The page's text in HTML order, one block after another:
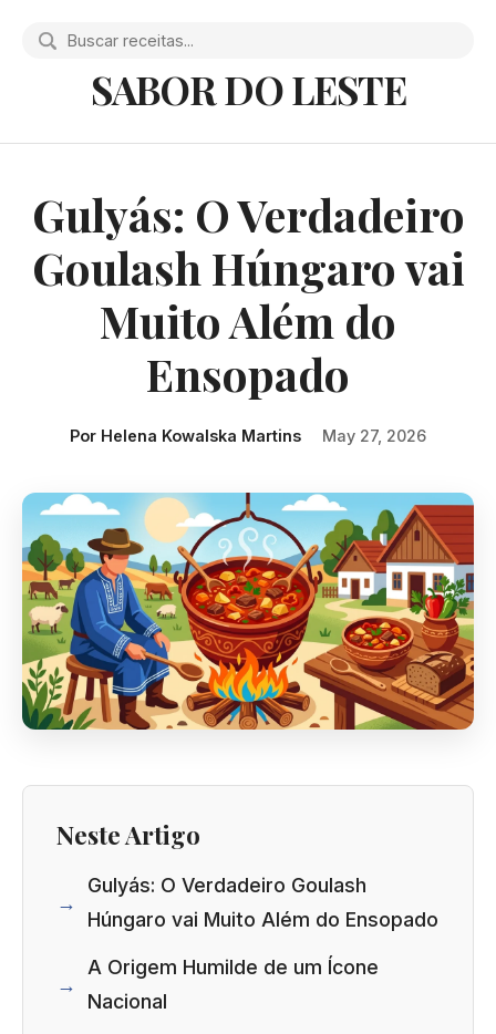
SABOR DO LESTE
Gulyás: O Verdadeiro
Goulash Húngaro vai
Muito Além do
Ensopado
Por Helena Kowalska Martins May 27, 2026
Neste Artigo
Gulyás: O Verdadeiro Goulash
Húngaro vai Muito Além do Ensopado
A Origem Humilde de um Ícone
Nacional